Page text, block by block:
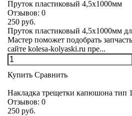
Пруток пластиковый 4,5х1000мм
Отзывов: 0
250 руб.
Пруток пластиковый 4,5х1000мм
Мастер поможет подобрать
сайте kolesa-kolyaski.ru пре...
Купить Сравнить
Накладка трещетки капюшона тип 1
Отзывов: 0
250 руб.